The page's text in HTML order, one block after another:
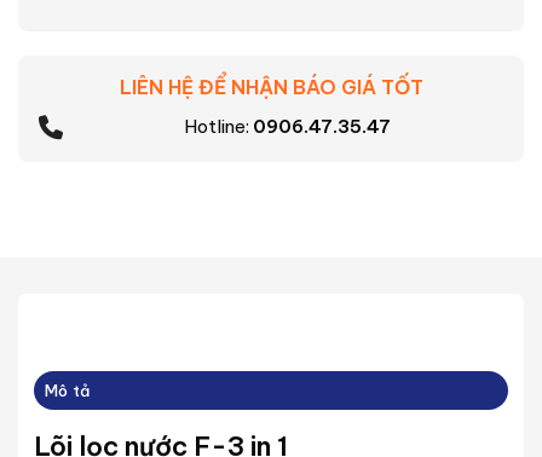
LIÊN HỆ ĐỂ NHẬN BÁO GIÁ TỐT
Hotline: 0906.47.35.47
Mô tả
Lõi lọc nước F-3 in 1